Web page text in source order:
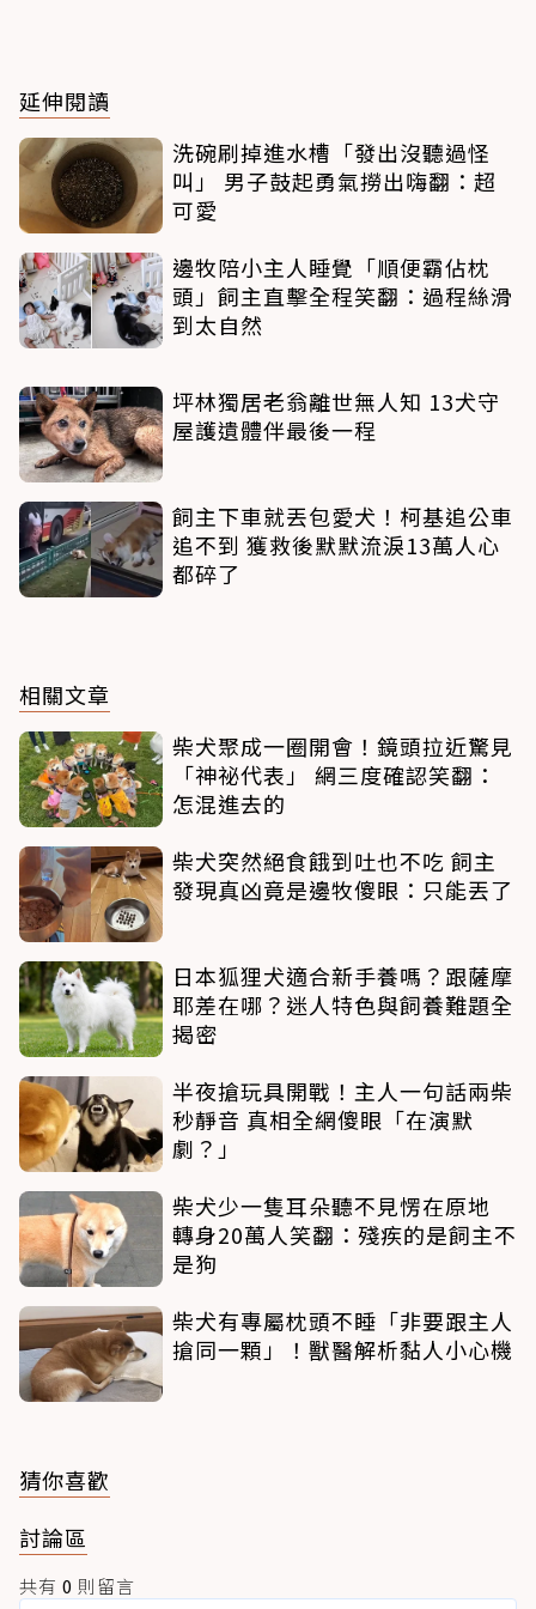
延伸閱讀
洗碗刷掉進水槽「發出沒聽過怪
叫」 男子鼓起勇氣撈出嗨翻：超
可愛
邊牧陪小主人睡覺「順便霸佔枕
頭」飼主直擊全程笑翻：過程絲滑
到太自然
坪林獨居老翁離世無人知 13犬守
屋護遺體伴最後一程
飼主下車就丟包愛犬！柯基追公車
追不到 獲救後默默流淚13萬人心
都碎了
相關文章
柴犬聚成一圈開會！鏡頭拉近驚見
「神祕代表」 網三度確認笑翻：
怎混進去的
柴犬突然絕食餓到吐也不吃 飼主
發現真凶竟是邊牧傻眼：只能丟了
日本狐狸犬適合新手養嗎？跟薩摩
耶差在哪？迷人特色與飼養難題全
揭密
半夜搶玩具開戰！主人一句話兩柴
秒靜音 真相全網傻眼「在演默
劇？」
柴犬少一隻耳朵聽不見愣在原地
轉身20萬人笑翻：殘疾的是飼主不
是狗
柴犬有專屬枕頭不睡「非要跟主人
搶同一顆」！獸醫解析黏人小心機
猜你喜歡
討論區
共有 0 則留言